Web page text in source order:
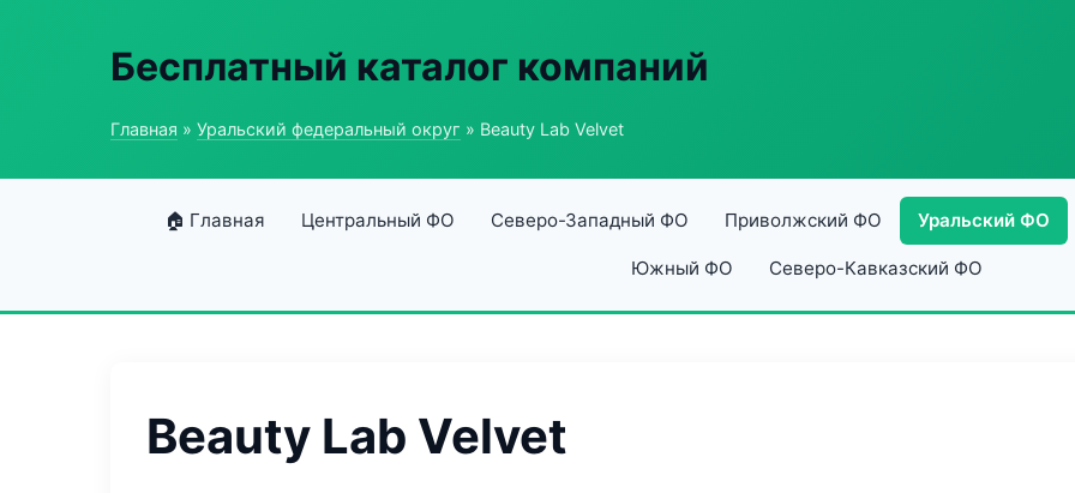
Бесплатный каталог компаний
Главная » Уральский федеральный округ » Beauty Lab Velvet
🏠 Главная Центральный ФО Северо-Западный ФО Приволжский ФО Уральский ФО
Южный ФО Северо-Кавказский ФО
Beauty Lab Velvet